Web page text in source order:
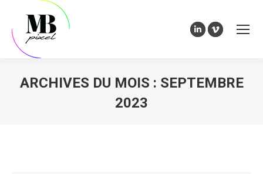
LinkedIn
in
Vimeo
in
ARCHIVES DU MOIS : SEPTEMBRE
2023